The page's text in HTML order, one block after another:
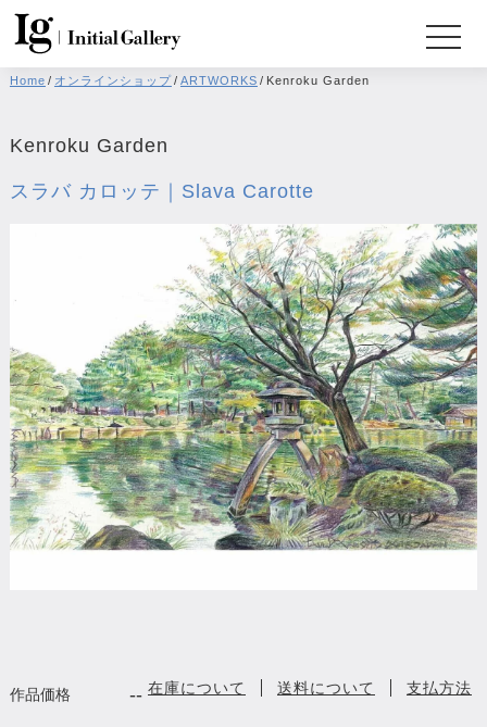
Home / オンラインショップ/ ARTWORKS / Kenroku Garden
Kenroku Garden
スラバ カロッテ｜Slava Carotte
作品価格 -- 在庫について 送料について 支払方法